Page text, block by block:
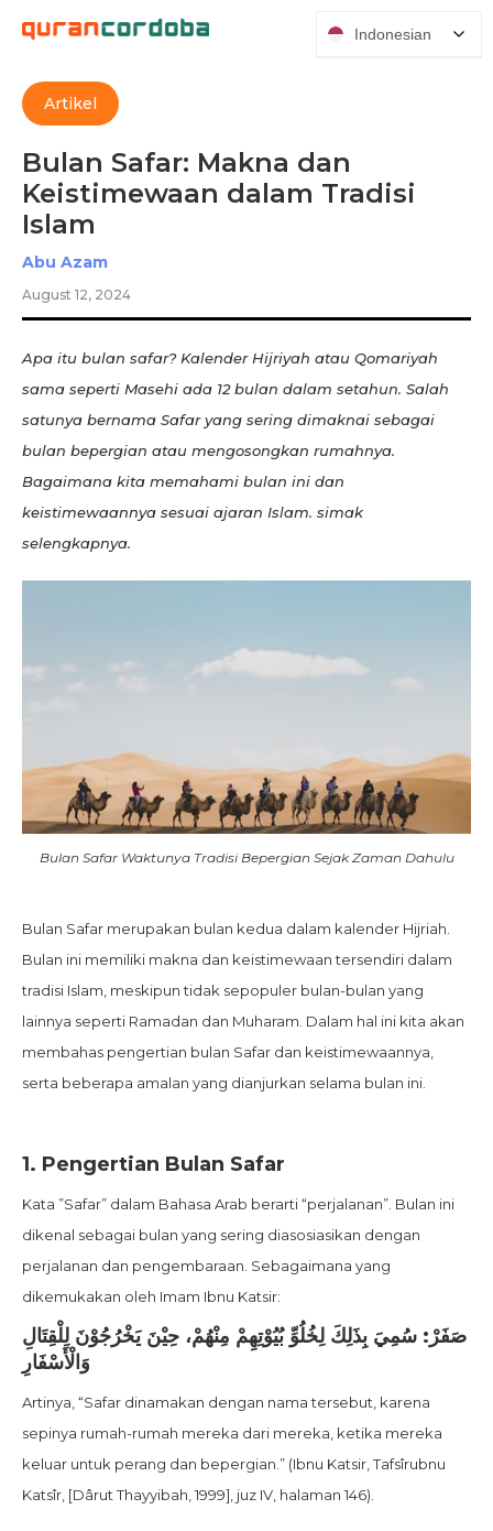
Artikel
Bulan Safar: Makna dan
Keistimewaan dalam Tradisi
Islam
Abu Azam
August 12, 2024
Apa itu bulan safar? Kalender Hijriyah atau Qomariyah
sama seperti Masehi ada 12 bulan dalam setahun. Salah
satunya bernama Safar yang sering dimaknai sebagai
bulan bepergian atau mengosongkan rumahnya.
Bagaimana kita memahami bulan ini dan
keistimewaannya sesuai ajaran Islam. simak
selengkapnya.
Bulan Safar Waktunya Tradisi Bepergian Sejak Zaman Dahulu
Bulan Safar merupakan bulan kedua dalam kalender Hijriah.
Bulan ini memiliki makna dan keistimewaan tersendiri dalam
tradisi Islam, meskipun tidak sepopuler bulan-bulan yang
lainnya seperti Ramadan dan Muharam. Dalam hal ini kita akan
membahas pengertian bulan Safar dan keistimewaannya,
serta beberapa amalan yang dianjurkan selama bulan ini.
1. Pengertian Bulan Safar
Kata ”Safar” dalam Bahasa Arab berarti “perjalanan”. Bulan ini
dikenal sebagai bulan yang sering diasosiasikan dengan
perjalanan dan pengembaraan. Sebagaimana yang
dikemukakan oleh Imam Ibnu Katsir:
صَفَرْ: سُمِيَ بِذَلِكَ لِخُلُوِّ بُيُوْتِهِمْ مِنْهُمْ، حِيْنَ يَخْرُجُوْنَ لِلْقِتَالِ
وَالْأَسْفَارِ
Artinya, “Safar dinamakan dengan nama tersebut, karena
sepinya rumah-rumah mereka dari mereka, ketika mereka
keluar untuk perang dan bepergian.” (Ibnu Katsir, Tafsîrubnu
Katsîr, [Dârut Thayyibah, 1999], juz IV, halaman 146).
Indonesian